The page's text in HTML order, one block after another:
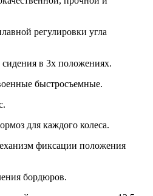
регулировки угла
сидения в 3х положениях.
быстросъемные.
для каждого колеса.
фиксации положения
бордюров.